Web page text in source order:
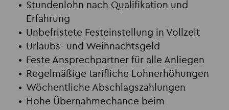
Stundenlohn nach Qualifikation und
Erfahrung
Unbefristete Festeinstellung in Vollzeit
Urlaubs- und Weihnachtsgeld
Feste Ansprechpartner für alle Anliegen
Regelmäßige tarifliche Lohnerhöhungen
Wöchentliche Abschlagszahlungen
Hohe Übernahmechance beim